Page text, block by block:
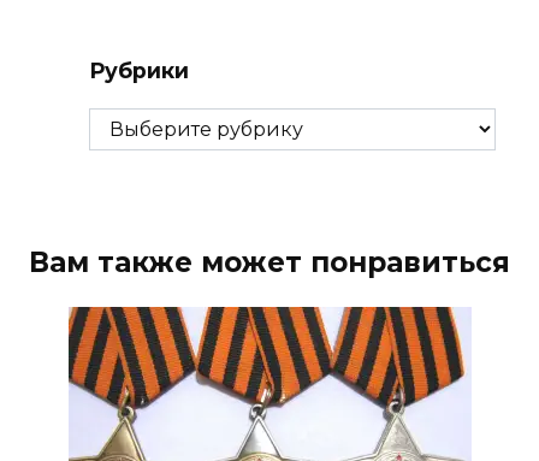
Рубрики
Рубрики
Вам также может понравиться